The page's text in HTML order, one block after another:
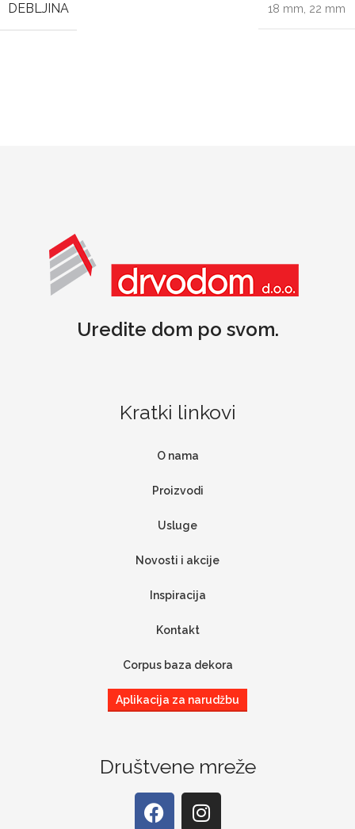
DEBLJINA 18 mm 22 mm
Uredite dom po svom.
Kratki linkovi
O nama
Proizvodi
Usluge
Novosti i akcije
Inspiracija
Kontakt
Corpus baza dekora
Aplikacija za narudžbu
Društvene mreže